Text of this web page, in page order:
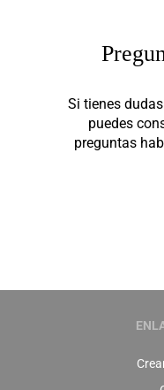
Si tienes
puedes
preguntas